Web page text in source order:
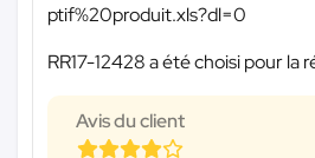
ptif%20produit.xls?dl=0
RR17-12428 a été choisi pour la
Avis du client